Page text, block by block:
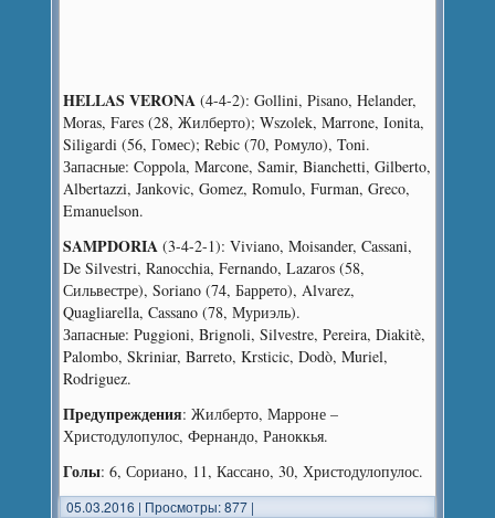
HELLAS VERONA (4-4-2): Gollini, Pisano, Helander,
Moras, Fares (28, Жилберто); Wszolek, Marrone, Ionita,
Siligardi (56, Гомес); Rebic (70, Ромуло), Toni.
Запасные: Coppola, Marcone, Samir, Bianchetti, Gilberto,
Albertazzi, Jankovic, Gomez, Romulo, Furman, Greco,
Emanuelson.
SAMPDORIA (3-4-2-1): Viviano, Moisander, Cassani,
De Silvestri, Ranocchia, Fernando, Lazaros (58,
Сильвестре), Soriano (74, Баррето), Alvarez,
Quagliarella, Cassano (78, Муриэль).
Запасные: Puggioni, Brignoli, Silvestre, Pereira, Diakitè,
Palombo, Skriniar, Barreto, Krsticic, Dodò, Muriel,
Rodriguez.
Предупреждения: Жилберто, Марроне –
Христодулопулос, Фернандо, Раноккья.
Голы: 6, Сориано, 11, Кассано, 30, Христодулопулос.
05.03.2016 | Просмотры: 877 |